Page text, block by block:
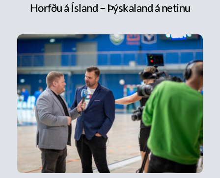
Horfðu á Ísland – Þýskaland á netinu